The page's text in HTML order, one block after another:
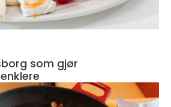
som gjør